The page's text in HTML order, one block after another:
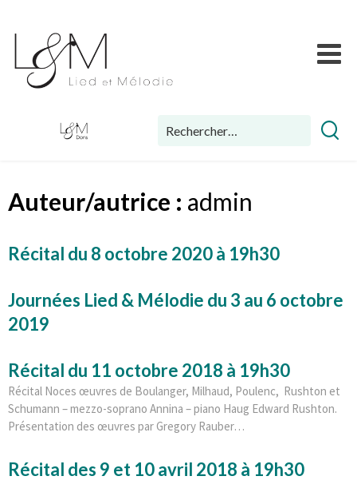
content
Rechercher :
Auteur/autrice : admin
Récital du 8 octobre 2020 à 19h30
Journées Lied & Mélodie du 3 au 6 octobre
2019
Récital du 11 octobre 2018 à 19h30
Récital Noces œuvres de Boulanger, Milhaud, Poulenc, Rushton et
Schumann – mezzo-soprano Annina – piano Haug Edward Rushton.
Présentation des œuvres par Gregory Rauber…
Récital des 9 et 10 avril 2018 à 19h30